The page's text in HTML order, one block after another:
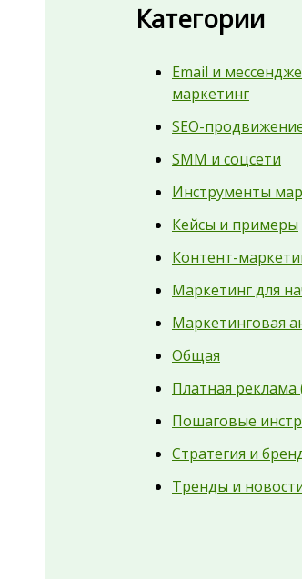
Категории
Email и
маркетинг
SEO-
SMM и соцсети
Инструменты
Кейсы и примеры
Контент-
Маркетинг для
Маркетинговая
Общая
Платная реклама
Пошаговые
Стратегия и
Тренды и